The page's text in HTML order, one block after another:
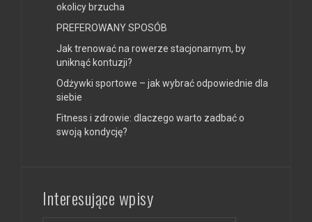
okolicy brzucha
PREFEROWANY SPOSÓB
Jak trenować na rowerze stacjonarnym, by
uniknąć kontuzji?
Odżywki sportowe – jak wybrać odpowiednie dla
siebie
Fitness i zdrowie: dlaczego warto zadbać o
swoją kondycję?
Interesujące wpisy